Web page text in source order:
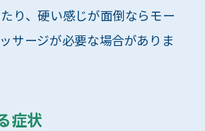
り、硬い感じが面倒ならモー
サージが必要な場合がありま
症状